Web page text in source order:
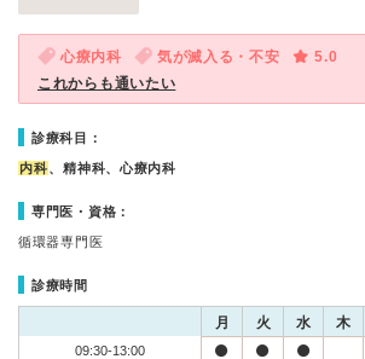
心療内科 気が滅入る・不安
5.0
これからも通いたい
診療科目：
内科、精神科、心療内科
専門医・資格：
循環器専門医
診療時間
月 火 水 木
09:30-13:00